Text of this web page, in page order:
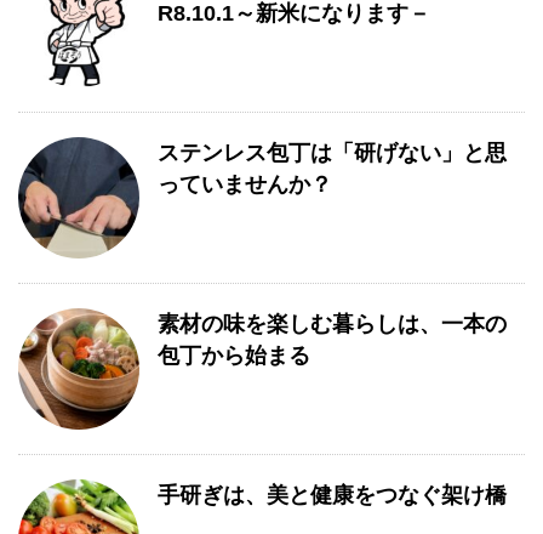
R8.10.1～新米になります－
ステンレス包丁は「研げない」と思
っていませんか？
素材の味を楽しむ暮らしは、一本の
包丁から始まる
手研ぎは、美と健康をつなぐ架け橋